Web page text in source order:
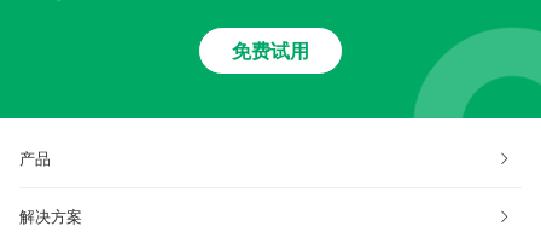
免费试用
产品
解决方案